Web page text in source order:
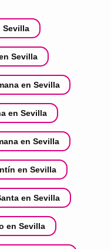
Sevilla
Sevilla
en Sevilla
en Sevilla
en Sevilla
en Sevilla
en Sevilla
en Sevilla